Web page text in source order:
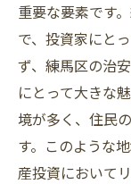
練馬区で理
物件選
理想の
地域特
購入
物件選
重要な要素です
で、投資家にと
ず、練馬区の治
にとって大きな
境が多く、住民
す。このような
産投資において